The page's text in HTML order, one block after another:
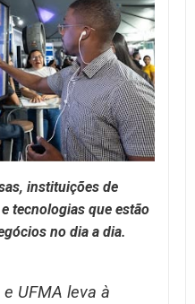
instituições de
tecnologias que estão
no dia a dia.
UFMA leva à